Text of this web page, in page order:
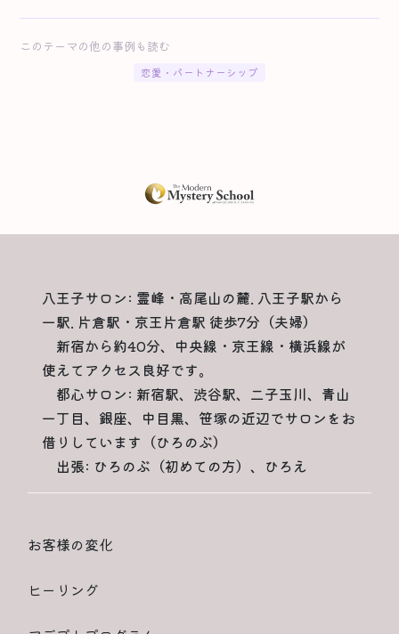
このテーマの他の事例も読む
恋愛・パートナーシップ
八王子サロン: 霊峰・高尾山の麓. 八王子駅から
一駅. 片倉駅・京王片倉駅 徒歩7分（夫婦）
新宿から約40分、中央線・京王線・横浜線が
使えてアクセス良好です。
都心サロン: 新宿駅、渋谷駅、二子玉川、青山
一丁目、銀座、中目黒、笹塚の近辺でサロンをお
借りしています（ひろのぶ）
出張: ひろのぶ（初めての方）、ひろえ
お客様の変化
ヒーリング